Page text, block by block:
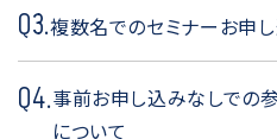
【外部のホテルや施設等でのご
開催前日までに、順次お申込
ス宛に当日のスケジュールを
たします。なお当日は受付にて
A2.セミナー事務局宛に事前の御
Q3.複数名でのセミナーお申
A3.定員の都合上、必ずご同伴者
必要になります。
Q4.事前お申し込みなしでの
について